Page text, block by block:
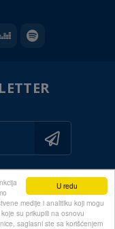
U redu
medije i analitiku koji mogu
su prikupili na osnovu
saglasni ste sa korišćenjem